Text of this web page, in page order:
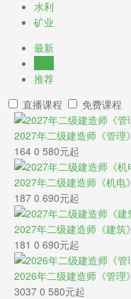
水利
矿业
最新
推荐
直播课程
免费课程
2027年二级建造师《管理》
164 0 580元起
2027年二级建造师《机电》
187 0 690元起
2027年二级建造师《建筑》
181 0 690元起
2026年二级建造师《管理》
3037 0 580元起